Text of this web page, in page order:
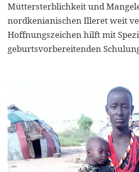
Müttersterblichkeit und
nordkenianischen Illeret weit
Hoffnungszeichen hilft mit
geburtsvorbereitenden